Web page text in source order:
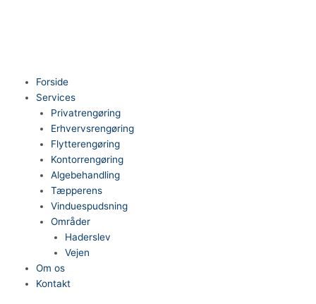
Forside
Services
Privatrengøring
Erhvervsrengøring
Flytterengøring
Kontorrengøring
Algebehandling
Tæpperens
Vinduespudsning
Områder
Haderslev
Vejen
Om os
Kontakt